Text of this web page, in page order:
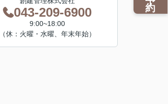
043-209-6900
9:00~18:00
（休：火曜・水曜、年末年始）